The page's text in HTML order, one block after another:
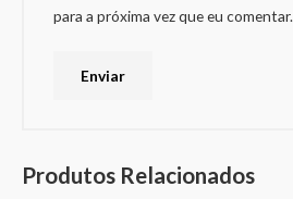
para a próxima vez que eu comentar.
Produtos Relacionados